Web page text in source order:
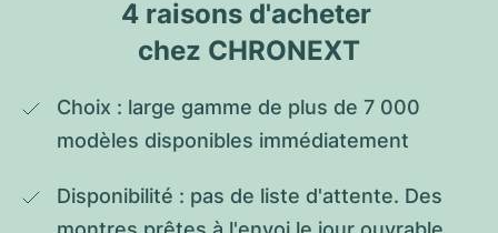
4 raisons d'acheter
chez CHRONEXT
Choix : large gamme de plus de 7 000
modèles disponibles immédiatement
Disponibilité : pas de liste d'attente. Des